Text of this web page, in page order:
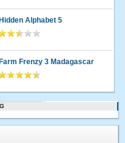
Hidden Alphabet 5
Farm Frenzy 3 Madagascar